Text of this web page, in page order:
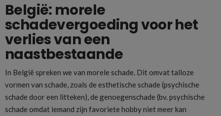
België: morele
schadevergoeding voor het
verlies van een
naastbestaande
In België spreken we van morele schade. Dit omvat talloze
vormen van schade, zoals de esthetische schade (psychische
schade door een litteken), de genoegenschade (bv. psychische
schade omdat iemand zijn favoriete hobby niet meer kan